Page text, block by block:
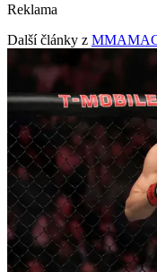
Reklama
Další články z